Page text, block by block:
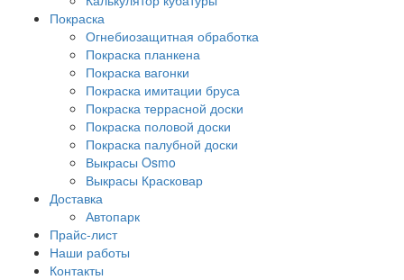
Покраска
Огнебиозащитная обработка
Покраска планкена
Покраска вагонки
Покраска имитации бруса
Покраска террасной доски
Покраска половой доски
Покраска палубной доски
Выкрасы Osmo
Выкрасы Красковар
Доставка
Автопарк
Прайс-лист
Наши работы
Контакты